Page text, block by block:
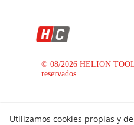
© 08/2026 HELION
reservados.
Utilizamos cookies propias y